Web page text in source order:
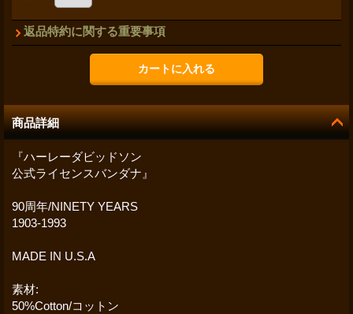
返品特約に関する重要事項
商品詳細
『ハーレーダビッドソン
公式ライセンスバンダナ』
90周年/NINETY YEARS
1903-1993
MADE IN U.S.A
素材:
50%Cotton/コットン